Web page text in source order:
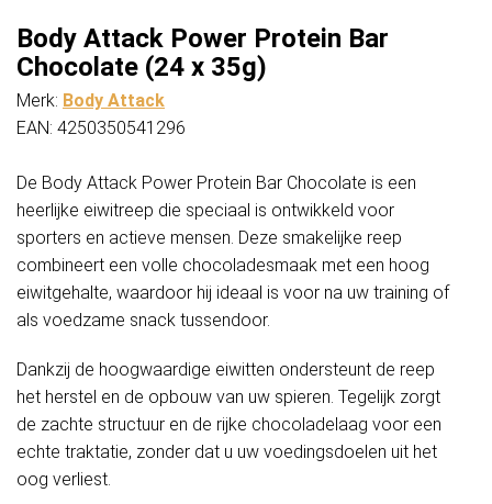
Body Attack Power Protein Bar
Chocolate (24 x 35g)
Merk: Body Attack
EAN: 4250350541296
De Body Attack Power Protein Bar Chocolate is een
heerlijke eiwitreep die speciaal is ontwikkeld voor
sporters en actieve mensen. Deze smakelijke reep
combineert een volle chocoladesmaak met een hoog
eiwitgehalte, waardoor hij ideaal is voor na uw training of
als voedzame snack tussendoor.
Dankzij de hoogwaardige eiwitten ondersteunt de reep
het herstel en de opbouw van uw spieren. Tegelijk zorgt
de zachte structuur en de rijke chocoladelaag voor een
echte traktatie, zonder dat u uw voedingsdoelen uit het
oog verliest.